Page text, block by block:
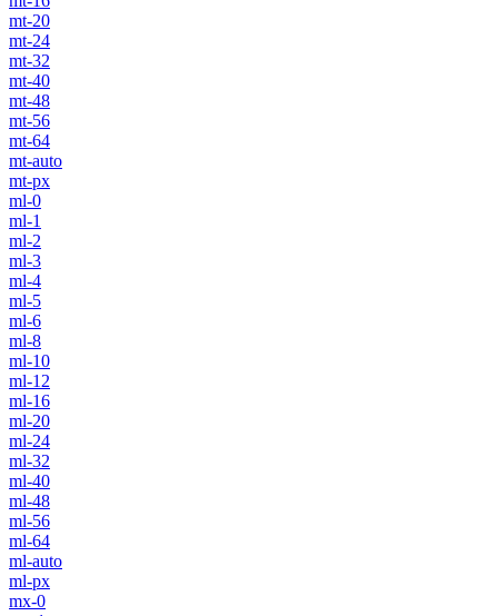
mt-20
mt-24
mt-32
mt-40
mt-48
mt-56
mt-64
mt-auto
mt-px
ml-0
ml-1
ml-2
ml-3
ml-4
ml-5
ml-6
ml-8
ml-10
ml-12
ml-16
ml-20
ml-24
ml-32
ml-40
ml-48
ml-56
ml-64
ml-auto
ml-px
mx-0